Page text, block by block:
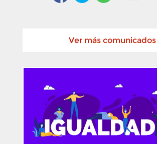
Ver más comunicados